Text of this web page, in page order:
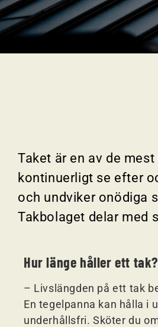
Taket är en av de
kontinuerligt se efter
och undviker onödiga
Takbolaget delar med
Hur länge håller ett tak?
– Livslängden på ett tak
En tegelpanna kan hålla i
underhållsfri. Sköter du